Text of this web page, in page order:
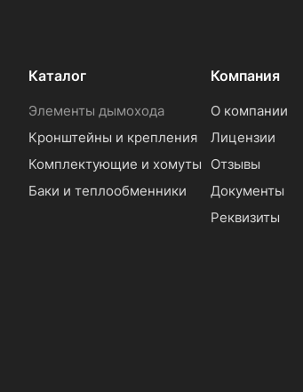
Каталог
Элементы дымохода
Кронштейны и крепления
Комплектующие и хомуты
Баки и теплообменники
Компания
О компании
Лицензии
Отзывы
Документы
Реквизиты